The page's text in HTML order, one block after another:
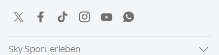
Sky Sport erleben